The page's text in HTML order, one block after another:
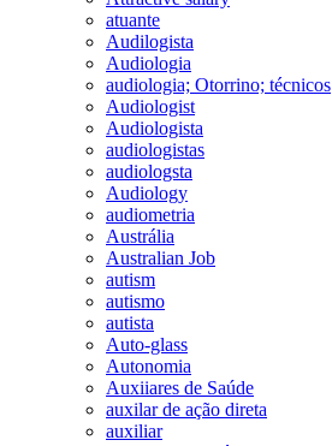
atuante
Audilogista
Audiologia
audiologia; Otorrino; técnicos
Audiologist
Audiologista
audiologistas
audiologsta
Audiology
audiometria
Austrália
Australian Job
autism
autismo
autista
Auto-glass
Autonomia
Auxiiares de Saúde
auxilar de ação direta
auxiliar